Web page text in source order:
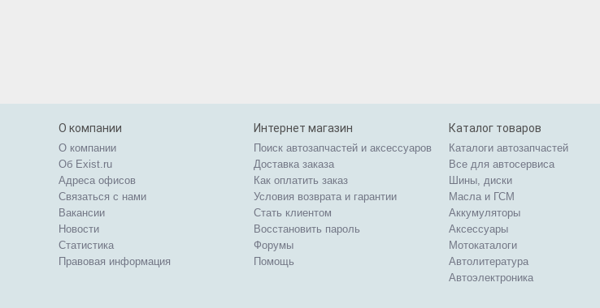
О компании
О компании
Об Exist.ru
Адреса офисов
Связаться с нами
Вакансии
Новости
Статистика
Правовая информация
Интернет магазин
Поиск автозапчастей и аксессуаров
Доставка заказа
Как оплатить заказ
Условия возврата и гарантии
Стать клиентом
Восстановить пароль
Форумы
Помощь
Каталог товаров
Каталоги автозапчастей
Все для автосервиса
Шины, диски
Масла и ГСМ
Аккумуляторы
Аксессуары
Мотокаталоги
Автолитература
Автоэлектроника